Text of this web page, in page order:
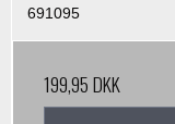
691095
199,95 DKK